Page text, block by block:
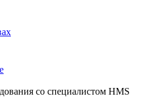
со специалистом HMS